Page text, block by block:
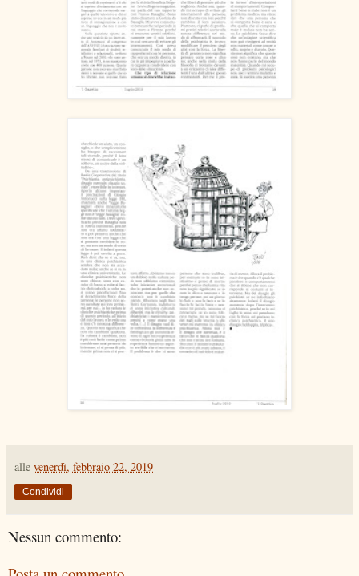
alle venerdì, febbraio 22, 2019
Condividi
Nessun commento: